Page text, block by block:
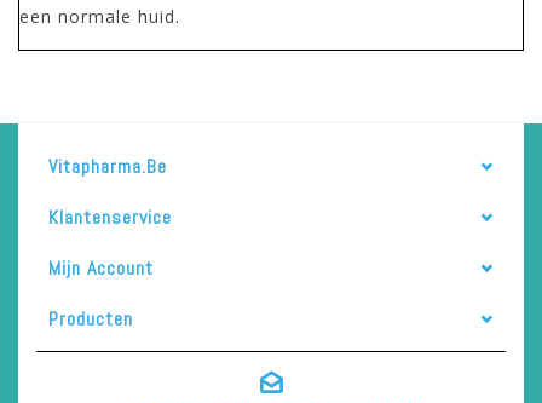
een normale huid.
Vitapharma.be
Klantenservice
Mijn Account
Producten